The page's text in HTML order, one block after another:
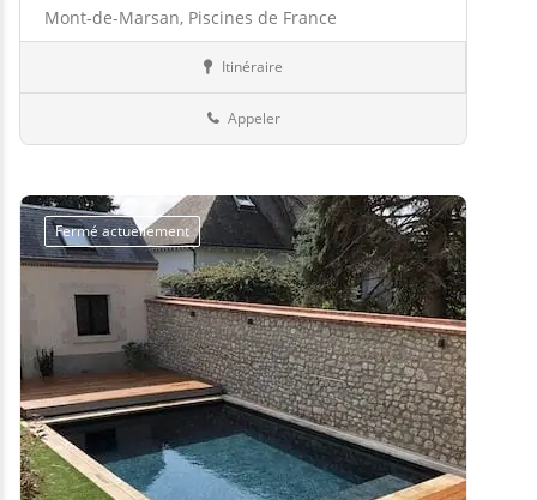
Mont-de-Marsan, Piscines de France
Itinéraire
Appeler
Fermé actuellement